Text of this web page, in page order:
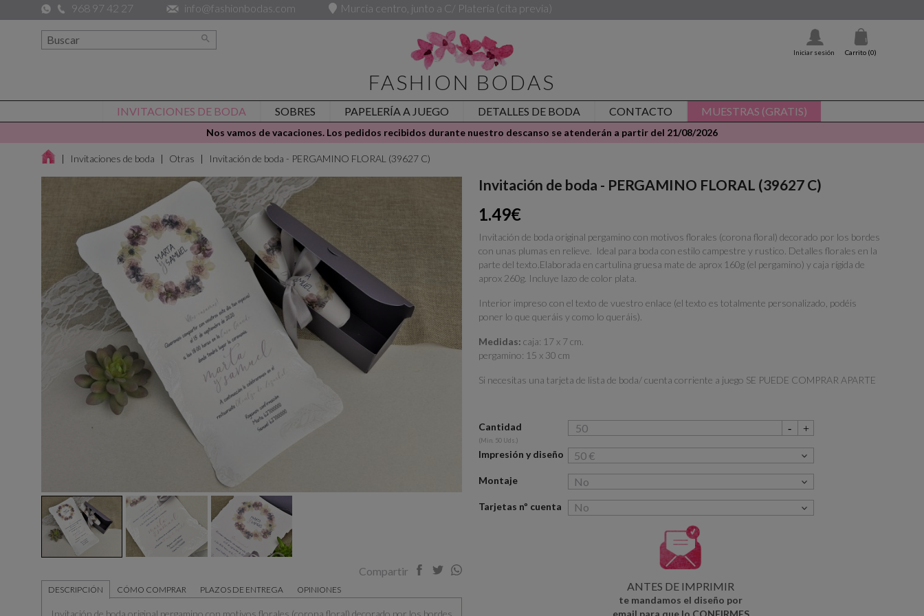
968 97 42 27 info@fashionbodas.com Murcia centro, junto a C/ Platería (cita previa)

Iniciar sesión Carrito (0)
FASHION BODAS
INVITACIONES DE BODA SOBRES PAPELERÍA A JUEGO DETALLES DE BODA CONTACTO MUESTRAS (GRATIS)
Nos vamos de vacaciones. Los pedidos recibidos durante nuestro descanso se atenderán a partir del 21/08/2026
Invitaciones de boda Otras Invitación de boda - PERGAMINO FLORAL (39627 C)
Compartir
DESCRIPCIÓN CÓMO COMPRAR PLAZOS DE ENTREGA OPINIONES
Invitación de boda original pergamino con motivos florales (corona floral) decorado por los bordes
Invitación de boda - PERGAMINO FLORAL (39627 C)
1.49€
Invitación de boda original pergamino con motivos florales (corona floral) decorado por los bordes
con unas plumas en relieve. Ideal para boda con estilo campestre y rustico. Detalles florales en la
parte del texto.Elaborada en cartulina gruesa mate de aprox 160g (el pergamino) y caja rígida de
aprox 260g. Incluye lazo de color plata.
Interior impreso con el texto de vuestro enlace (el texto es totalmente personalizado, podéis
poner lo que queráis y como lo queráis).
Medidas: caja: 17 x 7 cm.
pergamino: 15 x 30 cm
Si necesitas una tarjeta de lista de boda/ cuenta corriente a juego SE PUEDE COMPRAR APARTE
Cantidad
(Min. 50 Uds.)
Impresión y diseño
Montaje
Tarjetas nº cuenta
ANTES DE IMPRIMIR
te mandamos el diseño por